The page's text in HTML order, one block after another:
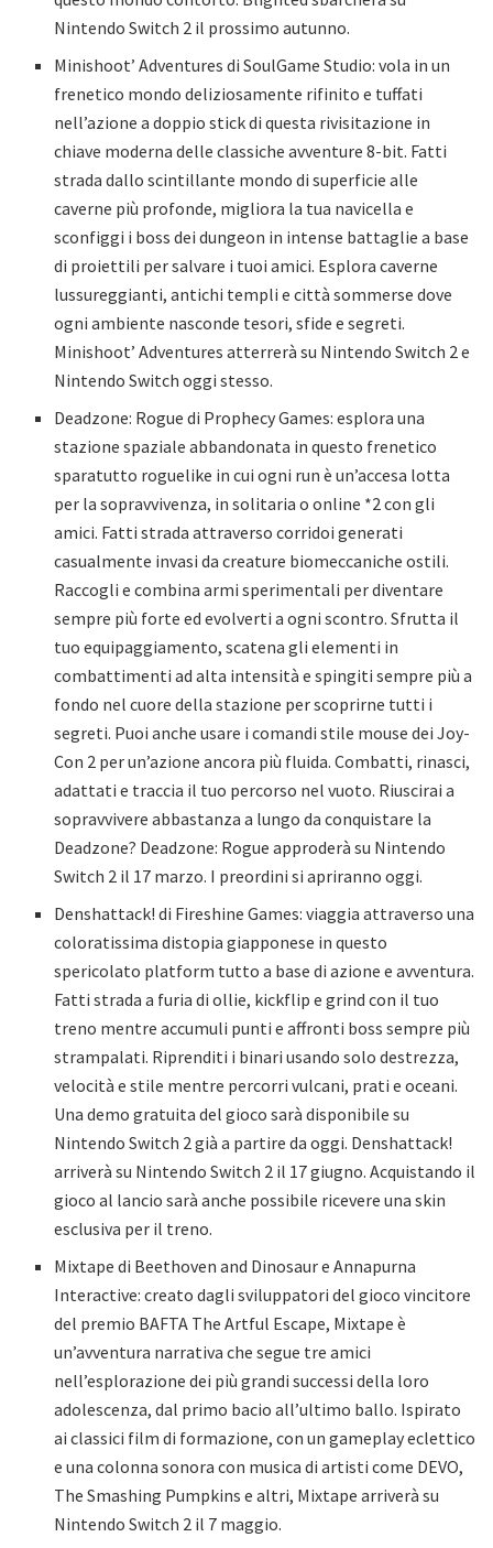
Nintendo Switch 2 il prossimo autunno.
Minishoot’ Adventures di SoulGame Studio: vola in un
frenetico mondo deliziosamente rifinito e tuffati
nell’azione a doppio stick di questa rivisitazione in
chiave moderna delle classiche avventure 8-bit. Fatti
strada dallo scintillante mondo di superficie alle
caverne più profonde, migliora la tua navicella e
sconfiggi i boss dei dungeon in intense battaglie a base
di proiettili per salvare i tuoi amici. Esplora caverne
lussureggianti, antichi templi e città sommerse dove
ogni ambiente nasconde tesori, sfide e segreti.
Minishoot’ Adventures atterrerà su Nintendo Switch 2 e
Nintendo Switch oggi stesso.
Deadzone: Rogue di Prophecy Games: esplora una
stazione spaziale abbandonata in questo frenetico
sparatutto roguelike in cui ogni run è un’accesa lotta
per la sopravvivenza, in solitaria o online *2 con gli
amici. Fatti strada attraverso corridoi generati
casualmente invasi da creature biomeccaniche ostili.
Raccogli e combina armi sperimentali per diventare
sempre più forte ed evolverti a ogni scontro. Sfrutta il
tuo equipaggiamento, scatena gli elementi in
combattimenti ad alta intensità e spingiti sempre più a
fondo nel cuore della stazione per scoprirne tutti i
segreti. Puoi anche usare i comandi stile mouse dei Joy-
Con 2 per un’azione ancora più fluida. Combatti, rinasci,
adattati e traccia il tuo percorso nel vuoto. Riuscirai a
sopravvivere abbastanza a lungo da conquistare la
Deadzone? Deadzone: Rogue approderà su Nintendo
Switch 2 il 17 marzo. I preordini si apriranno oggi.
Denshattack! di Fireshine Games: viaggia attraverso una
coloratissima distopia giapponese in questo
spericolato platform tutto a base di azione e avventura.
Fatti strada a furia di ollie, kickflip e grind con il tuo
treno mentre accumuli punti e affronti boss sempre più
strampalati. Riprenditi i binari usando solo destrezza,
velocità e stile mentre percorri vulcani, prati e oceani.
Una demo gratuita del gioco sarà disponibile su
Nintendo Switch 2 già a partire da oggi. Denshattack!
arriverà su Nintendo Switch 2 il 17 giugno. Acquistando il
gioco al lancio sarà anche possibile ricevere una skin
esclusiva per il treno.
Mixtape di Beethoven and Dinosaur e Annapurna
Interactive: creato dagli sviluppatori del gioco vincitore
del premio BAFTA The Artful Escape, Mixtape è
un’avventura narrativa che segue tre amici
nell’esplorazione dei più grandi successi della loro
adolescenza, dal primo bacio all’ultimo ballo. Ispirato
ai classici film di formazione, con un gameplay eclettico
e una colonna sonora con musica di artisti come DEVO,
The Smashing Pumpkins e altri, Mixtape arriverà su
Nintendo Switch 2 il 7 maggio.